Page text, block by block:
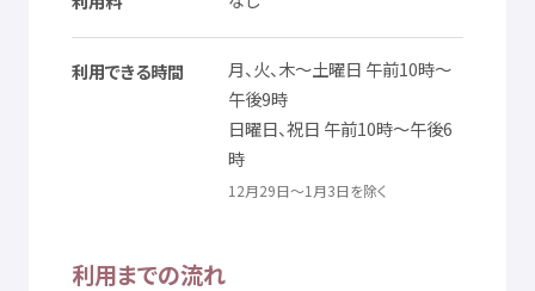
利用できる時間 月、火、木～土曜日 午前10時～
午後9時
日曜日、祝日 午前10時～午後6
時
12月29日～1 月3日を除く
利用までの流れ